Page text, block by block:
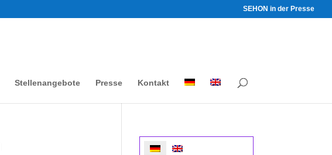
SEHON in der Presse
Stellenangebote Presse Kontakt